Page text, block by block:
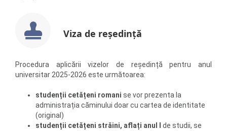
Viza de reşedinţă
Procedura aplicării vizelor de reședință pentru anul
universitar 2025-2026 este următoarea:
studenții cetățeni romani se vor prezenta la
administrația căminului doar cu cartea de identitate
(original)
studenții cetățeni străini, aflați anul I
de studii, se